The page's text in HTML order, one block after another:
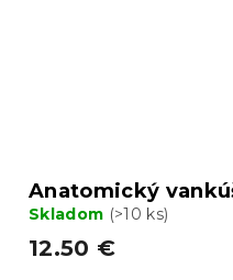
Anatomický
Skladom (>10 ks)
12.50 €